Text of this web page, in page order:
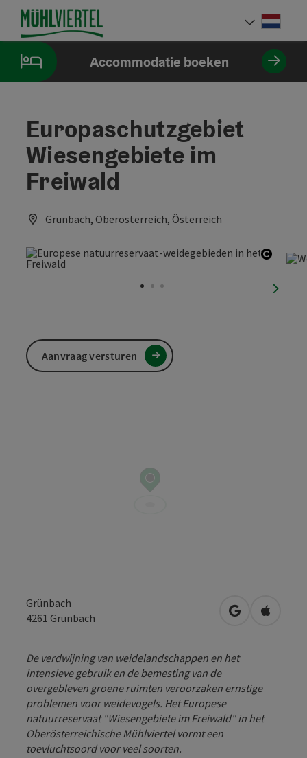
InhoudAccesskey
[0]
NavigatieAccesskey
[1]
PaginabeginAccesskey
[2]
Accommodatie boeken
Europaschutzgebiet
Wiesengebiete im
Freiwald
Grünbach, Oberösterreich, Österreich
Grünbach
4261 Grünbach Openen in
De verdwijning van weidelandschappen en het
intensieve gebruik en de bemesting van de
overgebleven groene ruimten veroorzaken ernstige
problemen voor weidevogels. Het Europese
natuurreservaat "Wiesengebiete im Freiwald" in het
Oberösterreichische Mühlviertel vormt een
toevluchtsoord voor veel soorten.
Aanvraag versturen